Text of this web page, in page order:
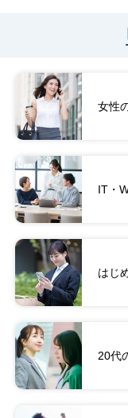
女性
IT・
はじ
20代